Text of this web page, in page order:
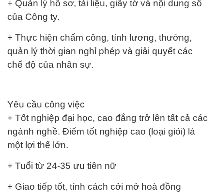
+ Quản lý hồ sơ, tài liệu, giấy tờ và nội dung số
của Công ty.
+ Thực hiện chấm công, tính lương, thưởng,
quản lý thời gian nghỉ phép và giải quyết các
chế độ của nhân sự.
Yêu cầu công việc
+ Tốt nghiệp đại học, cao đẳng trở lên tất cả các
ngành nghề. Điểm tốt nghiệp cao (loại giỏi) là
một lợi thế lớn.
+ Tuổi từ 24-35 ưu tiên nữ
+ Giao tiếp tốt, tính cách cởi mở hoà đồng